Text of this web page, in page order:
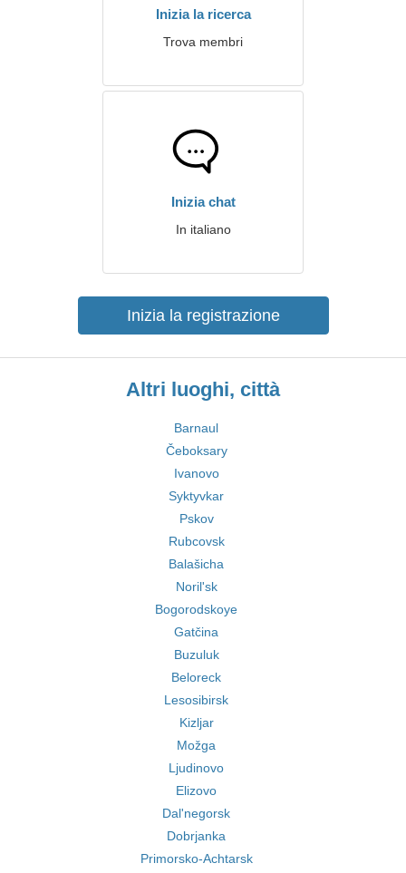
Inizia la ricerca
Trova membri
Inizia chat
In italiano
Inizia la registrazione
Altri luoghi, città
Barnaul
Čeboksary
Ivanovo
Syktyvkar
Pskov
Rubcovsk
Balašicha
Noril'sk
Bogorodskoye
Gatčina
Buzuluk
Beloreck
Lesosibirsk
Kizljar
Možga
Ljudinovo
Elizovo
Dal'negorsk
Dobrjanka
Primorsko-Achtarsk